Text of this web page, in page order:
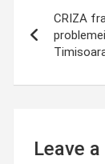
CRIZA
Leave